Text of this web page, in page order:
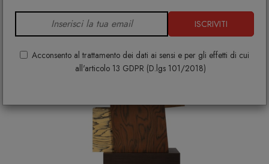
ISCRIVITI
Acconsento al trattamento dei dati ai sensi e per gli effetti di cui
all'articolo 13 GDPR (D.lgs 101/2018)